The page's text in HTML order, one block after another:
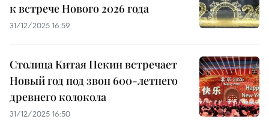
к встрече Нового 2026 года
31/12/2025 16:59
Столица Китая Пекин встречает
Новый год под звон 600-летнего
древнего колокола
31/12/2025 16:50